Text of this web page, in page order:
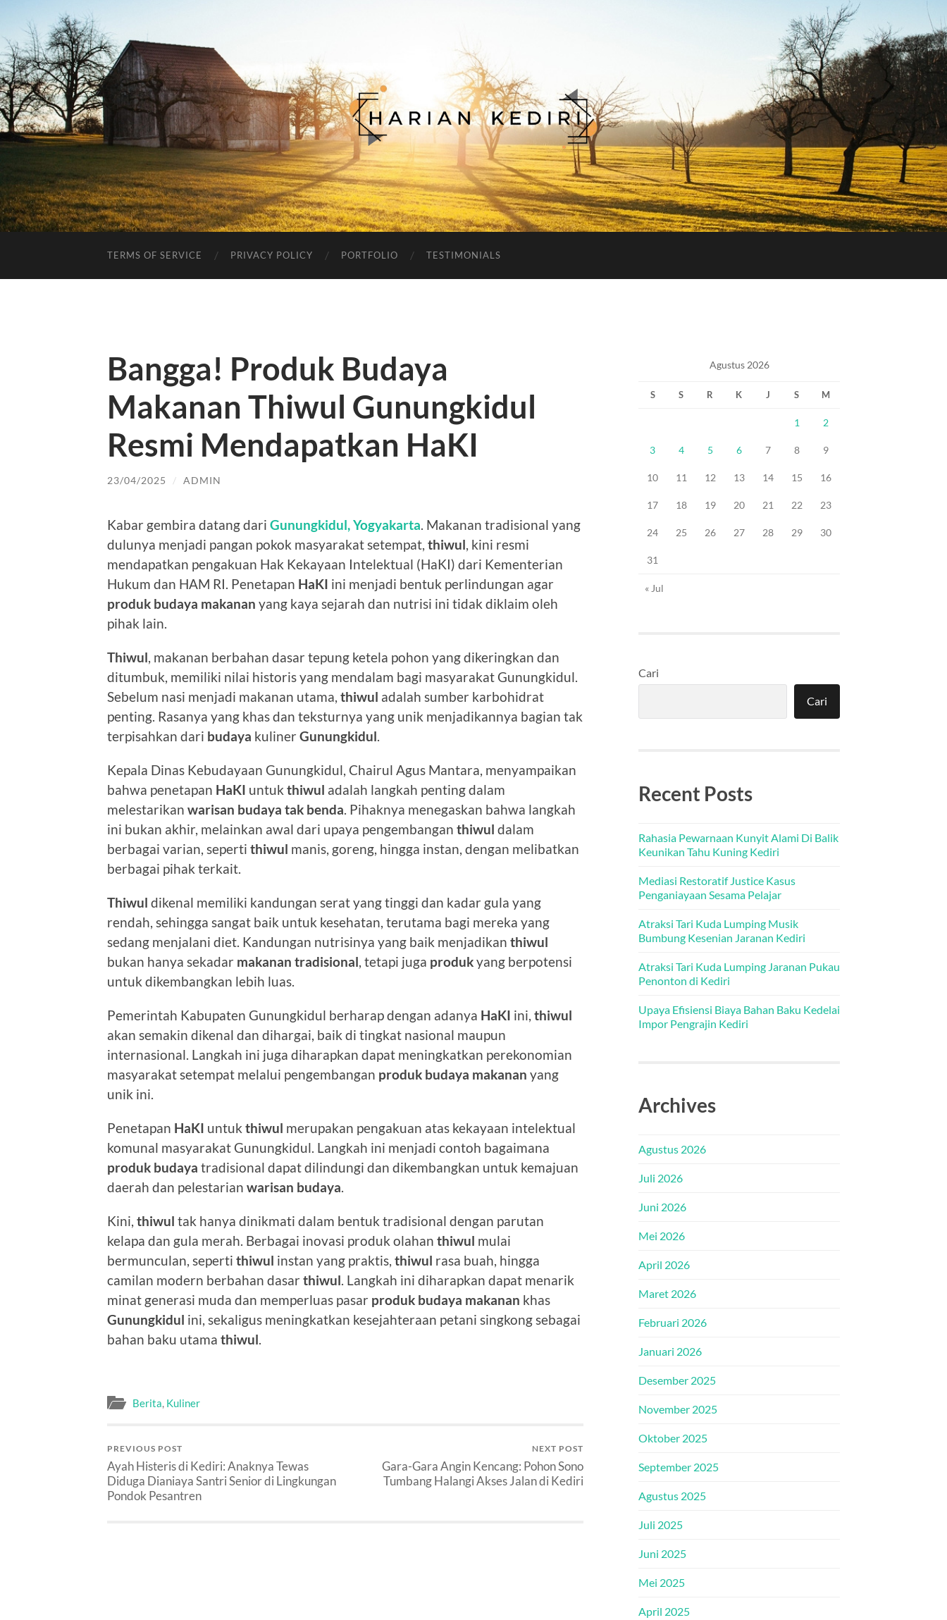
Harian
Kediri
TERMS OF SERVICE PRIVACY POLICY PORTFOLIO TESTIMONIALS
Bangga! Produk Budaya
Makanan Thiwul Gunungkidul
Resmi Mendapatkan HaKI
23/04/2025 / ADMIN
Kabar gembira datang dari Gunungkidul, Yogyakarta . Makanan tradisional yang
dulunya menjadi pangan pokok masyarakat setempat, thiwul , kini resmi
mendapatkan pengakuan Hak Kekayaan Intelektual (HaKI) dari Kementerian
Hukum dan HAM RI. Penetapan HaKI ini menjadi bentuk perlindungan agar
produk budaya makanan yang kaya sejarah dan nutrisi ini tidak diklaim oleh
pihak lain.
Thiwul , makanan berbahan dasar tepung ketela pohon yang dikeringkan dan
ditumbuk, memiliki nilai historis yang mendalam bagi masyarakat Gunungkidul.
Sebelum nasi menjadi makanan utama, thiwul adalah sumber karbohidrat
penting. Rasanya yang khas dan teksturnya yang unik menjadikannya bagian tak
terpisahkan dari budaya kuliner Gunungkidul
Kepala Dinas Kebudayaan Gunungkidul, Chairul Agus Mantara, menyampaikan
bahwa penetapan HaKI untuk thiwul adalah langkah penting dalam
melestarikan warisan budaya tak benda . Pihaknya menegaskan bahwa langkah
ini bukan akhir, melainkan awal dari upaya pengembangan thiwul dalam
berbagai varian, seperti thiwul manis, goreng, hingga instan, dengan melibatkan
berbagai pihak terkait.
Thiwul dikenal memiliki kandungan serat yang tinggi dan kadar gula yang
rendah, sehingga sangat baik untuk kesehatan, terutama bagi mereka yang
sedang menjalani diet. Kandungan nutrisinya yang baik menjadikan thiwul
bukan hanya sekadar makanan tradisional , tetapi juga produkyang berpotensi
untuk dikembangkan lebih luas.
Pemerintah Kabupaten Gunungkidul berharap dengan adanya HaKI ini, thiwul
akan semakin dikenal dan dihargai, baik di tingkat nasional maupun
internasional. Langkah ini juga diharapkan dapat meningkatkan perekonomian
masyarakat setempat melalui pengembangan produk budaya makanan yang
unik ini.
Penetapan HaKI untuk thiwul merupakan pengakuan atas kekayaan intelektual
komunal masyarakat Gunungkidul. Langkah ini menjadi contoh bagaimana
produk budaya tradisional dapat dilindungi dan dikembangkan untuk kemajuan
daerah dan pelestarian warisan budaya
Kini, thiwul tak hanya dinikmati dalam bentuk tradisional dengan parutan
kelapa dan gula merah. Berbagai inovasi produk olahan thiwul mulai
bermunculan, seperti thiwul instan yang praktis, thiwul rasa buah, hingga
camilan modern berbahan dasar thiwul . Langkah ini diharapkan dapat menarik
minat generasi muda dan memperluas pasar produk budaya makanan khas
Gunungkidul ini, sekaligus meningkatkan kesejahteraan petani singkong sebagai
bahan baku utama thiwul
Berita, Kuliner
PREVIOUS POST
Ayah Histeris di Kediri: Anaknya Tewas
Diduga Dianiaya Santri Senior di Lingkungan
Pondok Pesantren
NEXT POST
Gara-Gara Angin Kencang: Pohon Sono
Tumbang Halangi Akses Jalan di Kediri
Agustus 2026
S S R K J S M
1 2
3 4 5 6 7 8 9
10 11 12 13 14 15 16
17 18 19 20 21 22 23
24 25 26 27 28 29 30
31
« Jul
Cari
Cari
Recent Posts
Rahasia Pewarnaan Kunyit Alami Di Balik
Keunikan Tahu Kuning Kediri
Mediasi Restoratif Justice Kasus
Penganiayaan Sesama Pelajar
Atraksi Tari Kuda Lumping Musik
Bumbung Kesenian Jaranan Kediri
Atraksi Tari Kuda Lumping Jaranan Pukau
Penonton di Kediri
Upaya Efisiensi Biaya Bahan Baku Kedelai
Impor Pengrajin Kediri
Archives
Agustus 2026
Juli 2026
Juni 2026
Mei 2026
April 2026
Maret 2026
Februari 2026
Januari 2026
Desember 2025
November 2025
Oktober 2025
September 2025
Agustus 2025
Juli 2025
Juni 2025
Mei 2025
April 2025